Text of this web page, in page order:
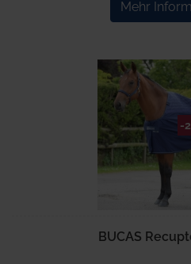
Mehr
-
BUCAS